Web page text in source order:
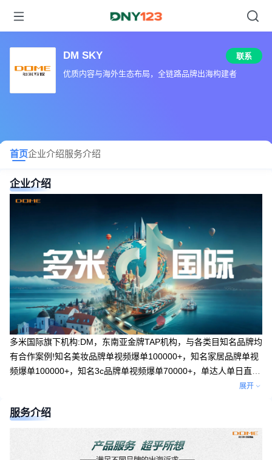
DM SKY
联系
优质内容与海外生态布局，全链路品牌出海构建者
首页企业介绍服务介绍
企业介绍
多米国际旗下机构:DM，东南亚金牌TAP机构，与各类目知名品牌均
有合作案例!知名美妆品牌单视频爆单100000+，知名家居品牌单视
频爆单100000+，知名3c品牌单视频爆单70000+，单达人单日直播
单50000+。我们有完整的引领达人带货爆单思路，与达人的黏性
卖！
展开
服务介绍